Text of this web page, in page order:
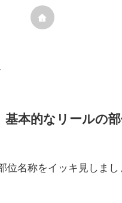
基本的なリールの
位名称をイッキ見しまし